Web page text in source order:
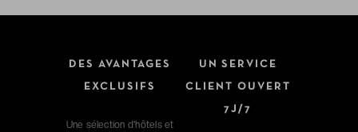
DES AVANTAGES
EXCLUSIFS
Une sélection d'hôtels et
UN SERVICE
CLIENT OUVERT
7J/7